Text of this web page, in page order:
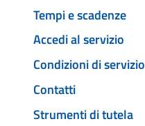
Tempi e scadenze
Accedi al servizio
Condizioni di servizio
Contatti
Strumenti di tutela